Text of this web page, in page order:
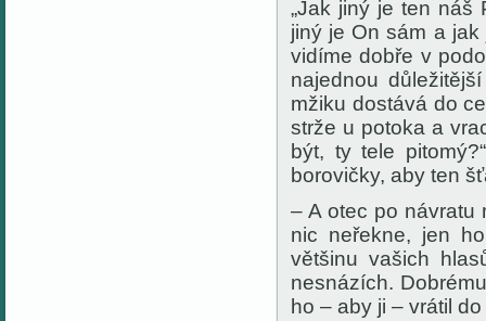
„Jak jiný je ten náš
jiný je On sám a
vidíme dobře v
najednou
mžiku dostává do
strže u potoka a
být, ty tele
borovičky, aby ten
– A otec po návratu
nic neřekne, jen
většinu vašich
nesnázích.
ho – aby ji – vrátil